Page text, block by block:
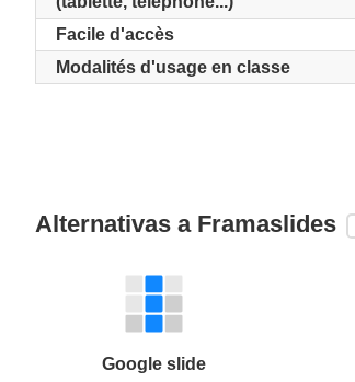
Facile d'accès
Modalités d'usage en classe
Alternativas a Framaslides
Google slide